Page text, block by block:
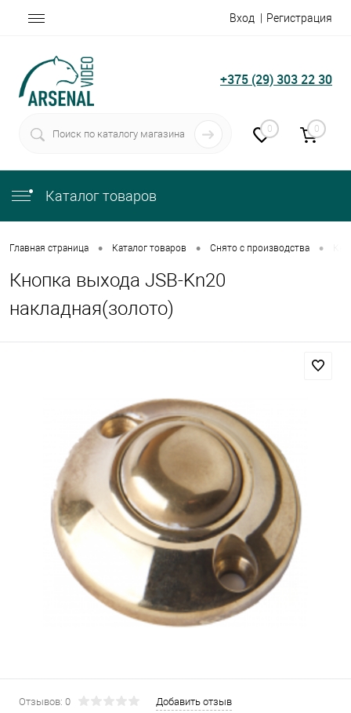
Вход Регистрация
+375 (29) 303 22 30
0 0
Каталог товаров
Главная страница • Каталог товаров • Снято с производства •
Кнопка выхода JSB-Kn20
накладная(золото)
Отзывов: 0 Добавить отзыв